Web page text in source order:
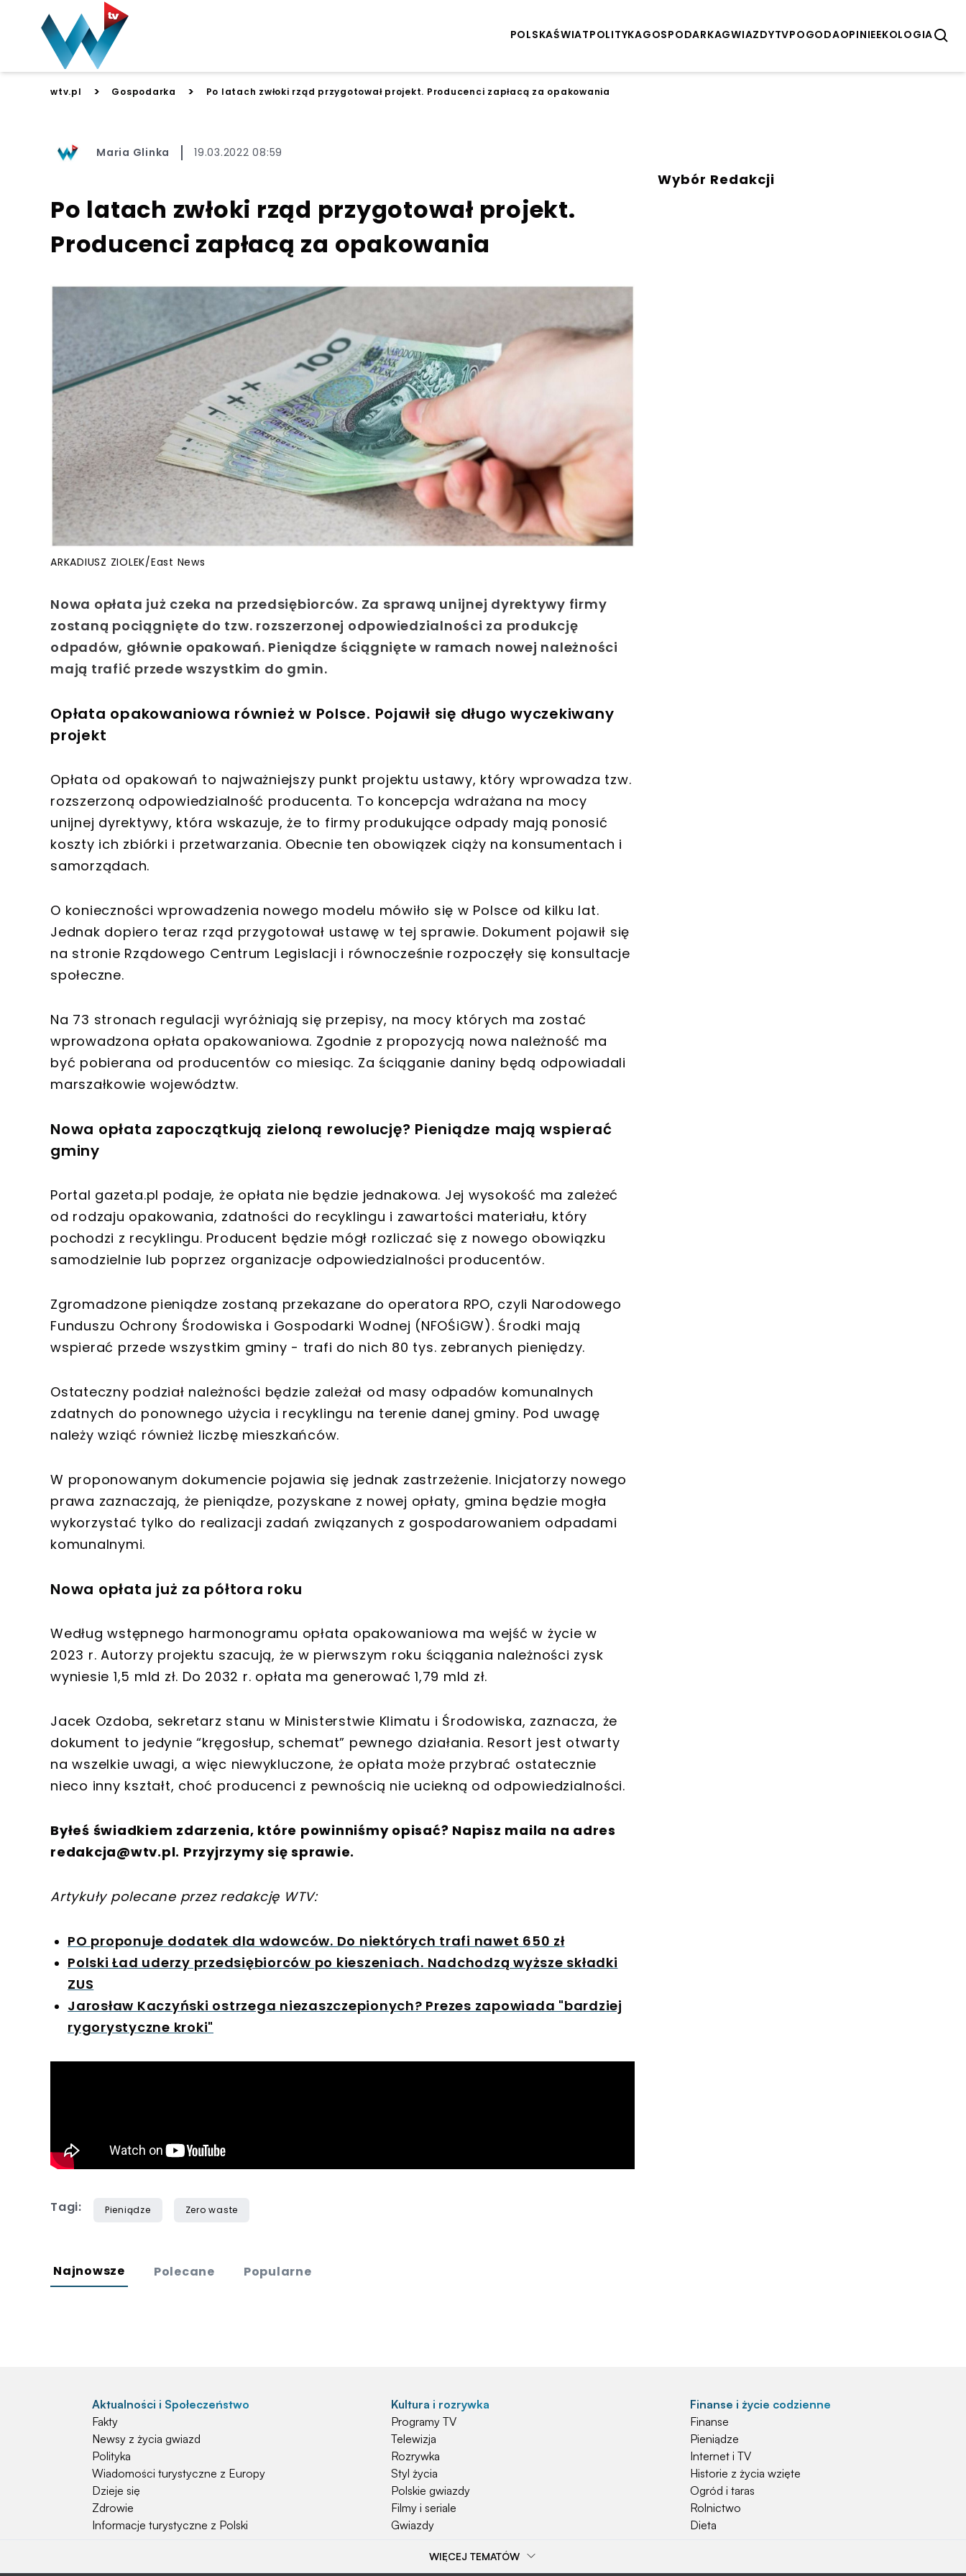
POLSKAŚWIATPOLITYKAGOSPODARKAGWIAZDYTVPOGODAOPINIEEKOLOGIA
wtv.pl > Gospodarka > Po latach zwłoki rząd przygotował projekt. Producenci zapłacą za opakowania
Maria Glinka 19.03.2022 08:59
Po latach zwłoki rząd przygotował projekt.
Producenci zapłacą za opakowania
ARKADIUSZ ZIOLEK/East News
Nowa opłata już czeka na przedsiębiorców. Za sprawą unijnej dyrektywy firmy
zostaną pociągnięte do tzw. rozszerzonej odpowiedzialności za produkcję
odpadów, głównie opakowań. Pieniądze ściągnięte w ramach nowej należności
mają trafić przede wszystkim do gmin.
Opłata opakowaniowa również w Polsce. Pojawił się długo wyczekiwany
projekt
Opłata od opakowań to najważniejszy punkt projektu ustawy, który wprowadza tzw.
rozszerzoną odpowiedzialność producenta. To koncepcja wdrażana na mocy
unijnej dyrektywy, która wskazuje, że to firmy produkujące odpady mają ponosić
koszty ich zbiórki i przetwarzania. Obecnie ten obowiązek ciąży na konsumentach i
samorządach.
O konieczności wprowadzenia nowego modelu mówiło się w Polsce od kilku lat.
Jednak dopiero teraz rząd przygotował ustawę w tej sprawie. Dokument pojawił się
na stronie Rządowego Centrum Legislacji i równocześnie rozpoczęły się konsultacje
społeczne.
Na 73 stronach regulacji wyróżniają się przepisy, na mocy których ma zostać
wprowadzona opłata opakowaniowa. Zgodnie z propozycją nowa należność ma
być pobierana od producentów co miesiąc. Za ściąganie daniny będą odpowiadali
marszałkowie województw.
Nowa opłata zapoczątkują zieloną rewolucję? Pieniądze mają wspierać
gminy
Portal gazeta.pl podaje, że opłata nie będzie jednakowa. Jej wysokość ma zależeć
od rodzaju opakowania, zdatności do recyklingu i zawartości materiału, który
pochodzi z recyklingu. Producent będzie mógł rozliczać się z nowego obowiązku
samodzielnie lub poprzez organizacje odpowiedzialności producentów.
Zgromadzone pieniądze zostaną przekazane do operatora RPO, czyli Narodowego
Funduszu Ochrony Środowiska i Gospodarki Wodnej (NFOŚiGW). Środki mają
wspierać przede wszystkim gminy - trafi do nich 80 tys. zebranych pieniędzy.
Ostateczny podział należności będzie zależał od masy odpadów komunalnych
zdatnych do ponownego użycia i recyklingu na terenie danej gminy. Pod uwagę
należy wziąć również liczbę mieszkańców.
W proponowanym dokumencie pojawia się jednak zastrzeżenie. Inicjatorzy nowego
prawa zaznaczają, że pieniądze, pozyskane z nowej opłaty, gmina będzie mogła
wykorzystać tylko do realizacji zadań związanych z gospodarowaniem odpadami
komunalnymi.
Nowa opłata już za półtora roku
Według wstępnego harmonogramu opłata opakowaniowa ma wejść w życie w
2023 r. Autorzy projektu szacują, że w pierwszym roku ściągania należności zysk
wyniesie 1,5 mld zł. Do 2032 r. opłata ma generować 1,79 mld zł.
Jacek Ozdoba, sekretarz stanu w Ministerstwie Klimatu i Środowiska, zaznacza, że
dokument to jedynie “kręgosłup, schemat” pewnego działania. Resort jest otwarty
na wszelkie uwagi, a więc niewykluczone, że opłata może przybrać ostatecznie
nieco inny kształt, choć producenci z pewnością nie uciekną od odpowiedzialności.
Byłeś świadkiem zdarzenia, które powinniśmy opisać? Napisz maila na adres
redakcja@wtv.pl. Przyjrzymy się sprawie.
Artykuły polecane przez redakcję WTV:
PO proponuje dodatek dla wdowców. Do niektórych trafi nawet 650 zł
Polski Ład uderzy przedsiębiorców po kieszeniach. Nadchodzą wyższe składki
ZUS
Jarosław Kaczyński ostrzega niezaszczepionych? Prezes zapowiada "bardziej
rygorystyczne kroki"
Tagi: Pieniądze Zero waste
Wybór Redakcji
Najnowsze Polecane Popularne
Aktualności i Społeczeństwo
Fakty
Newsy z życia gwiazd
Polityka
Wiadomości turystyczne z Europy
Dzieje się
Zdrowie
Informacje turystyczne z Polski
Kultura i rozrywka
Programy TV
Telewizja
Rozrywka
Styl życia
Polskie gwiazdy
Filmy i seriale
Gwiazdy
Finanse i życie codzienne
Finanse
Pieniądze
Internet i TV
Historie z życia wzięte
Ogród i taras
Rolnictwo
Dieta
Natura i Hobby Popularne tematy Najchętniej czytane
WIĘCEJ TEMATÓW